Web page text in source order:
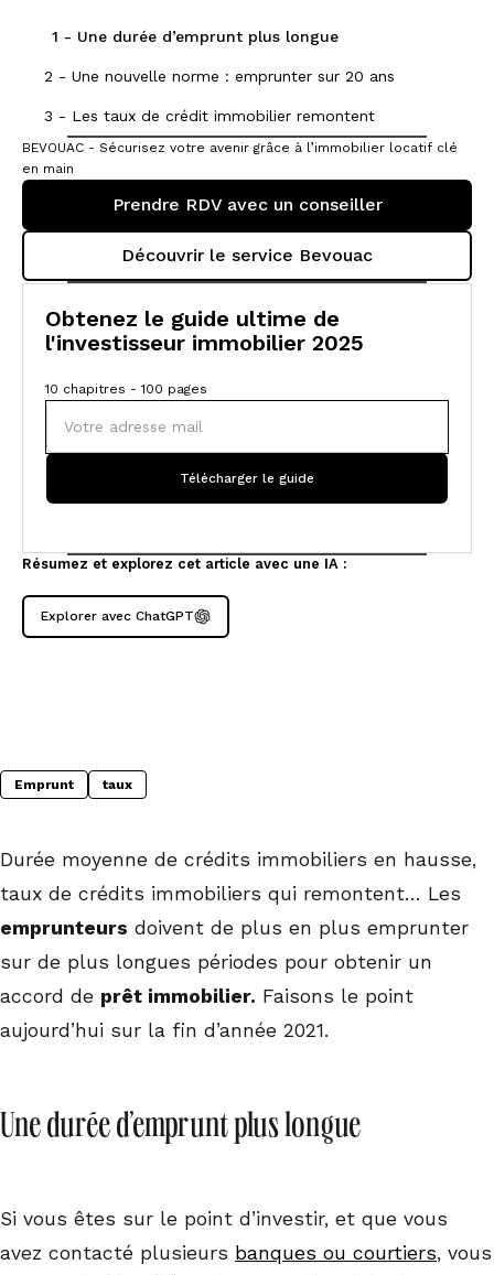
1 - Une durée d’emprunt plus longue
2 - Une nouvelle norme : emprunter sur 20 ans
3 - Les taux de crédit immobilier remontent
BEVOUAC - Sécurisez votre avenir grâce à l’immobilier locatif clé
en main
Prendre RDV avec un conseiller
Découvrir le service Bevouac
Obtenez le guide ultime de
l'investisseur immobilier 2025
10 chapitres - 100 pages
Résumez et explorez cet article avec une IA :
Explorer avec ChatGPT
Emprunt taux
Durée moyenne de crédits immobiliers en hausse,
taux de crédits immobiliers qui remontent… Les
emprunteurs doivent de plus en plus emprunter
sur de plus longues périodes pour obtenir un
accord de prêt immobilier. Faisons le point
aujourd’hui sur la fin d’année 2021.
Une durée d’emprunt plus longue
Si vous êtes sur le point d’investir, et que vous
avez contacté plusieurs banques ou courtiers, vous